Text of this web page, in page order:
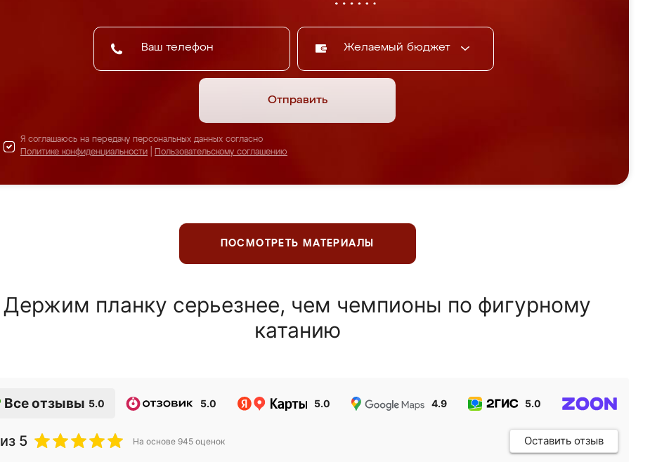
Желаемый бюджет
Отправить
Я соглашаюсь на передачу персональных данных согласно
Политике конфиденциальности
Пользовательскому соглашению
ПОСМОТРЕТЬ МАТЕРИАЛЫ
Держим планку серьезнее, чем чемпионы по фигурному
катанию
Все отзывы 5.0 5.0 5.0 4.9 5.0
из 5 На основе 945 оценок Оставить отзыв